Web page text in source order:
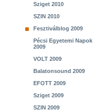
Sziget 2010
SZIN 2010
Fesztiválblog 2009
Pécsi Egyetemi Napok
2009
VOLT 2009
Balatonsound 2009
EFOTT 2009
Sziget 2009
SZIN 2009